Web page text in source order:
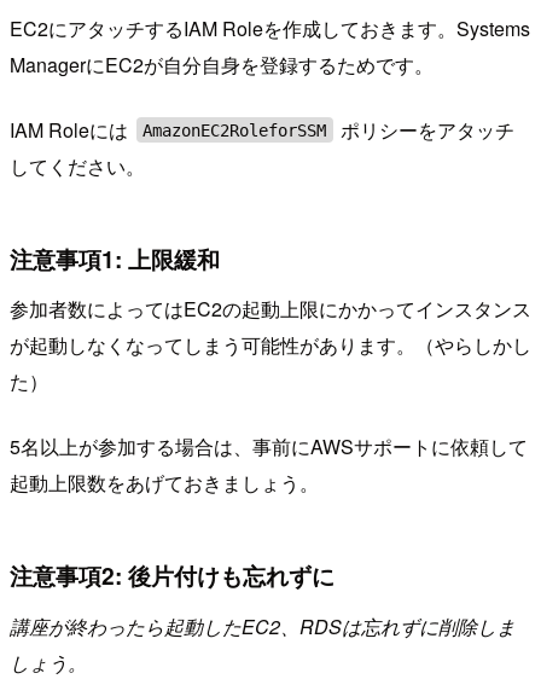
EC2にアタッチするIAM Roleを作成しておきます。Systems
ManagerにEC2が自分自身を登録するためです。
IAM Roleには AmazonEC2RoleforSSM
ポリシーをアタッチ
してください。
注意事項1: 上限緩和
参加者数によってはEC2の起動上限にかかってインスタンス
が起動しなくなってしまう可能性があります。（やらしかし
た）
5名以上が参加する場合は、事前にAWSサポートに依頼して
起動上限数をあげておきましょう。
注意事項2: 後片付けも忘れずに
講座が終わったら起動したEC2、RDSは忘れずに削除しま
しょう。